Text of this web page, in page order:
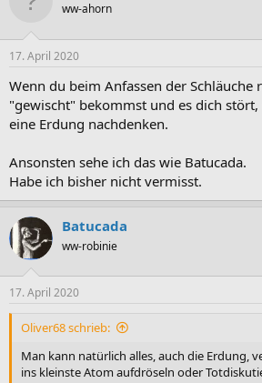
ww-ahorn
17. April 2020
Wenn du beim Anfassen der Schläuche
"gewischt" bekommst und es dich
eine Erdung nachdenken.
Ansonsten sehe ich das wie Batucada.
Habe ich bisher nicht vermisst.
Batucada
ww-robinie
17. April 2020
Oliver68 schrieb:
Man kann natürlich alles, auch die Erdung,
ins kleinste Atom aufdröseln oder